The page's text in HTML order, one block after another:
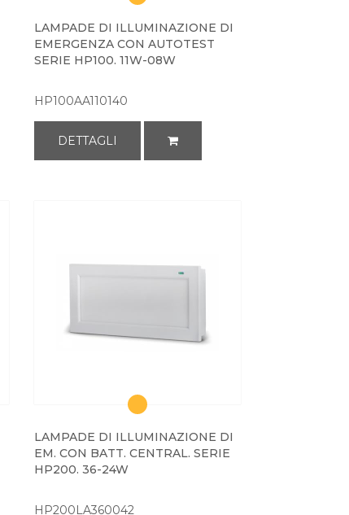
LAMPADE DI ILLUMINAZIONE DI
EMERGENZA CON AUTOTEST
SERIE HP100. 11W-08W
HP100AA110140
DETTAGLI
LAMPADE DI ILLUMINAZIONE DI
EM. CON BATT. CENTRAL. SERIE
HP200. 36-24W
HP200LA360042